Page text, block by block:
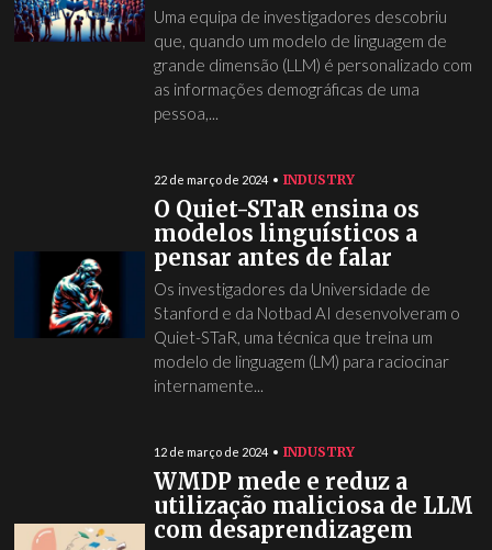
Uma equipa de investigadores descobriu
que, quando um modelo de linguagem de
grande dimensão (LLM) é personalizado com
as informações demográficas de uma
pessoa,...
22 de março de 2024 INDUSTRY
O Quiet-STaR ensina os
modelos linguísticos a
pensar antes de falar
Os investigadores da Universidade de
Stanford e da Notbad AI desenvolveram o
Quiet-STaR, uma técnica que treina um
modelo de linguagem (LM) para raciocinar
internamente...
12 de março de 2024 INDUSTRY
WMDP mede e reduz a
utilização maliciosa de LLM
com desaprendizagem